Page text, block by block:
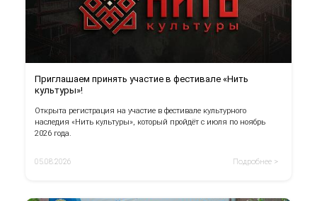
Приглашаем принять участие в фестивале «Нить
культуры»!
Открыта регистрация на участие в фестивале культурного
наследия «Нить культуры», который пройдёт с июля по ноябрь
2026 года.
05.08.2026 Подробнее >